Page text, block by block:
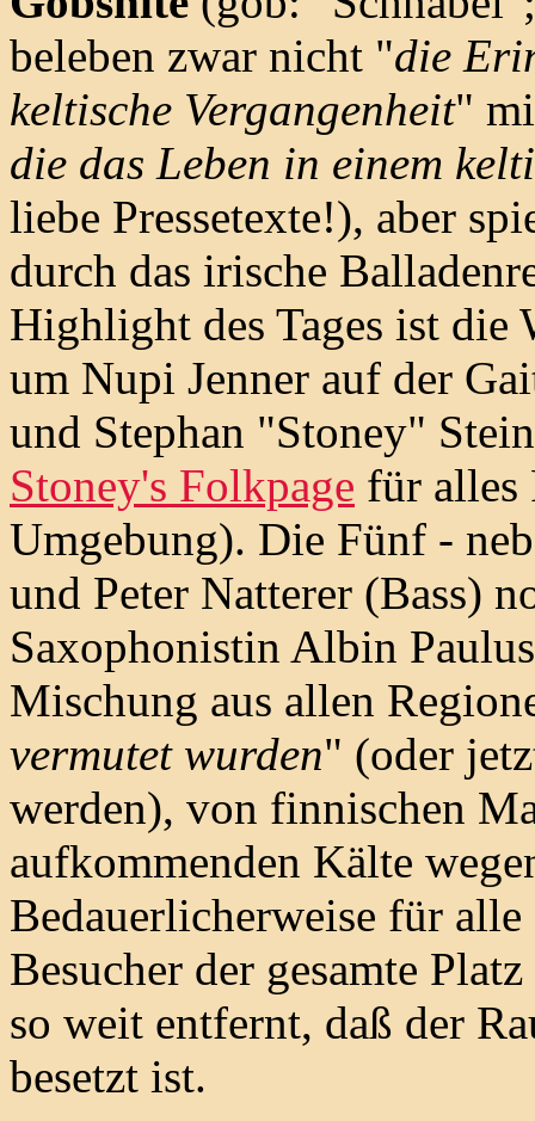
beleben zwar nicht "die
keltische Vergangenheit"
die das Leben in einem
liebe Pressetexte!), aber
durch das irische
Highlight des Tages ist die
um Nupi Jenner auf der
und Stephan "Stoney"
Stoney's Folkpage für alles
Umgebung). Die Fünf -
und Peter Natterer (Bass)
Saxophonistin Albin
Mischung aus allen
vermutet wurden" (oder
werden), von finnischen
aufkommenden Kälte
Bedauerlicherweise für
Besucher der gesamte
so weit entfernt, daß der
besetzt ist.